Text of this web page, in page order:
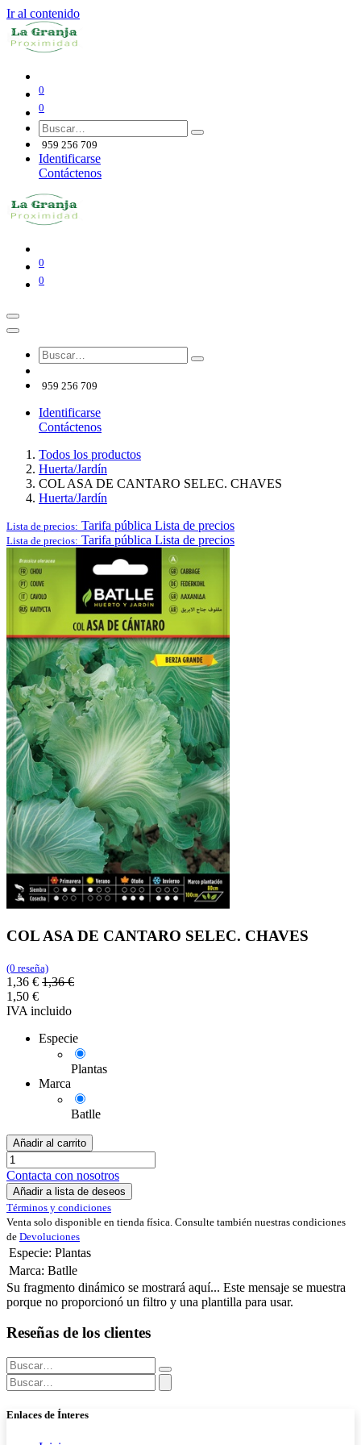
Ir al contenido
0
0
959 256 709
Identificarse
Contáctenos
0
0
959 256 709
Identificarse
Contáctenos
Todos los productos
Huerta/Jardín
COL ASA DE CANTARO SELEC. CHAVES
Huerta/Jardín
Lista de precios: Tarifa pública Lista de precios
Lista de precios: Tarifa pública Lista de precios
COL ASA DE CANTARO SELEC. CHAVES
(0 reseña)
1,36 € 1,36€
1,50 €
IVA incluido
Especie
Plantas
Marca
Batlle
Añadir al carrito
Contacta con nosotros
Añadir a lista de deseos
Términos y condiciones
Venta solo disponible en tienda física. Consulte también nuestras condiciones
de Devoluciones
Especie: Plantas
Marca: Batlle
Su fragmento dinámico se mostrará aquí... Este mensaje se muestra
porque no proporcionó un filtro y una plantilla para usar.
Reseñas de los clientes
Enlaces de Ínteres